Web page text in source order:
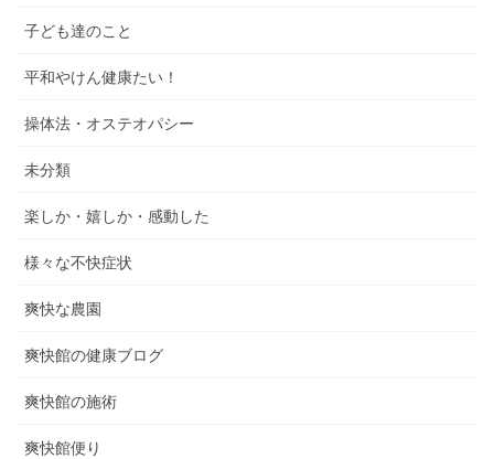
子ども達のこと
平和やけん健康たい！
操体法・オステオパシー
未分類
楽しか・嬉しか・感動した
様々な不快症状
爽快な農園
爽快館の健康ブログ
爽快館の施術
爽快館便り